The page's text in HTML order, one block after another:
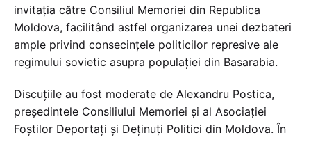
invitația către Consiliul Memoriei din Republica
Moldova, facilitând astfel organizarea unei dezbateri
ample privind consecințele politicilor represive ale
regimului sovietic asupra populației din Basarabia.
Discuțiile au fost moderate de Alexandru Postica,
președintele Consiliului Memoriei și al Asociației
Foștilor Deportați și Deținuți Politici din Moldova. În